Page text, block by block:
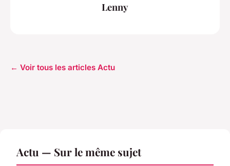
Lenny
← Voir tous les articles Actu
Actu — Sur le même sujet